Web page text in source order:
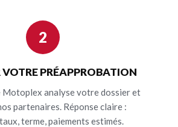
2
VOTRE PRÉAPPROBATION
Motoplex analyse votre dossier et
partenaires. Réponse claire :
terme, paiements estimés.